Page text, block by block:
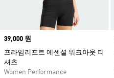
Price
39,000 원
프라임리프트 에센셜 워크아웃 티
셔츠
Women Performance